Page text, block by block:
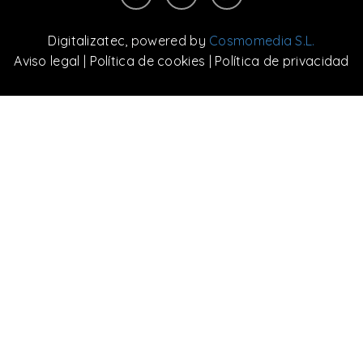
Digitalizatec, powered by Cosmomedia S.L.
Aviso legal
Política de cookies Política de privacidad